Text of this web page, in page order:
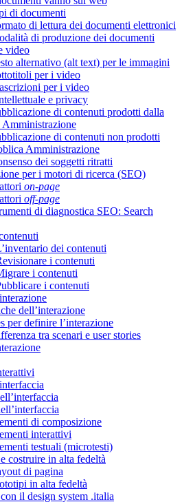
di documenti
di lettura dei documenti elettronici
di produzione dei documenti
video
alternativo (alt text) per le immagini
per i video
per i video
e privacy
di contenuti prodotti dalla
Amministrazione
di contenuti non prodotti
Amministrazione
dei soggetti ritratti
per i motori di ricerca (SEO)
on-page
off-page
di diagnostica SEO: Search
dei contenuti
i contenuti
i contenuti
i contenuti
dell’interazione
per definire l’interazione
tra scenari e user stories
di composizione
interattivi
testuali (microtesti)
costruire in alta fedeltà
di pagina
in alta fedeltà
il design system .italia